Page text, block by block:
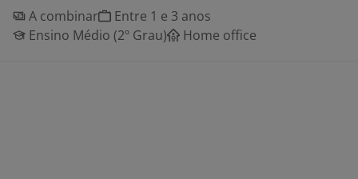
A combinar
Entre 1 e 3 anos
Ensino Médio (2º Grau)
Home office